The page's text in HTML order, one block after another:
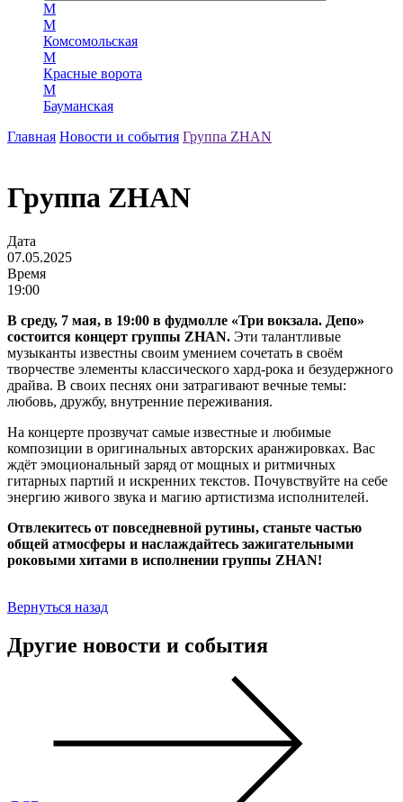
М
М
Комсомольская
М
Красные ворота
М
Бауманская
Главная Новости и события Группа ZHAN
Группа ZHAN
Дата
07.05.2025
Время
19:00
В среду, 7 мая, в 19:00 в фудмолле «Три вокзала. Депо»
состоится концерт группы ZHAN. Эти талантливые
музыканты известны своим умением сочетать в своём
творчестве элементы классического хард-рока и безудержного
драйва. В своих песнях они затрагивают вечные темы:
любовь, дружбу, внутренние переживания.
На концерте прозвучат самые известные и любимые
композиции в оригинальных авторских аранжировках. Вас
ждёт эмоциональный заряд от мощных и ритмичных
гитарных партий и искренних текстов. Почувствуйте на себе
энергию живого звука и магию артистизма исполнителей.
Отвлекитесь от повседневной рутины, станьте частью
общей атмосферы и наслаждайтесь зажигательными
роковыми хитами в исполнении группы ZHAN!
Вернуться назад
Другие новости и события